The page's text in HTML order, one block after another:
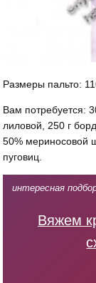
Размеры пальто:
Вам потребуется:
лиловой, 250 г
50% мериносовой
пуговиц.
интересная
Вяжем